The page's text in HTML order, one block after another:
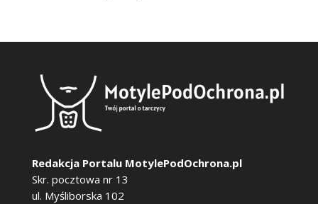
Redakcja Portalu MotylePodOchrona.pl
Skr. pocztowa nr 13
ul. Myśliborska 102